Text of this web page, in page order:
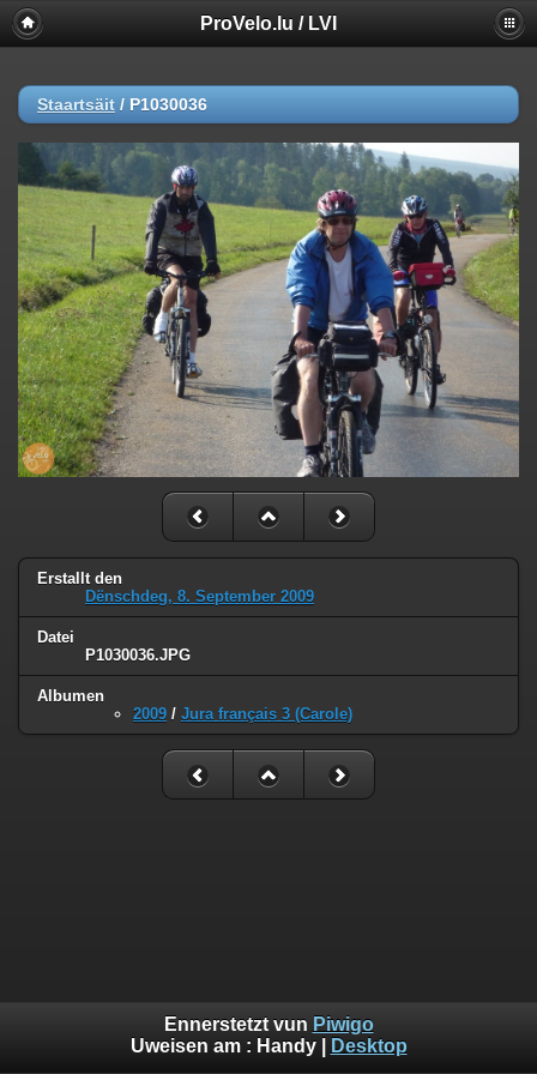
ProVelo.lu / LVI
Staartsäit / P1030036
Erstallt den
Dënschdeg, 8. September 2009
Datei
P1030036.JPG
Albumen
2009 / Jura français 3 (Carole)
Ennerstetzt vun Piwigo
Uweisen am : Handy| Desktop